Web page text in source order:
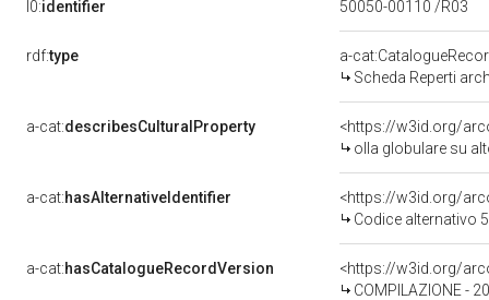
l0:identifier 50050-00110 /R03
rdf:type
a-
Scheda Reperti
a-cat:describesCulturalProperty
<https://w3id.org/
olla globulare su
a-cat:hasAlternativeIdentifier
<https://w3id.org/
Codice alternativo
a-cat:hasCatalogueRecordVersion
COMPILAZIONE -